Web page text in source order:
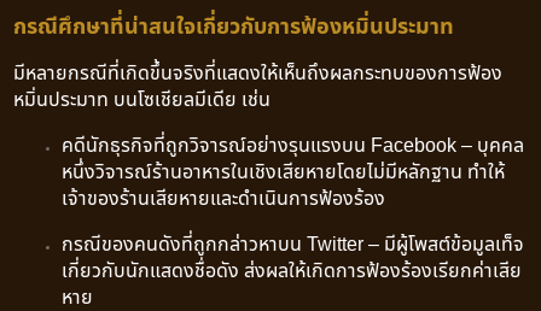
กรณีศึกษาที่น่าสนใจเกี่ยวกับการฟ้องหมิ่นประมาท
มีหลายกรณีที่เกิดขึ้นจริงที่แสดงให้เห็นถึงผลกระทบของการฟ้อง
หมิ่นประมาท บนโซเชียลมีเดีย เช่น
คดีนักธุรกิจที่ถูกวิจารณ์อย่างรุนแรงบน Facebook – บุคคล
หนึ่งวิจารณ์ร้านอาหารในเชิงเสียหายโดยไม่มีหลักฐาน ทำให้
เจ้าของร้านเสียหายและดำเนินการฟ้องร้อง
กรณีของคนดังที่ถูกกล่าวหาบน Twitter – มีผู้โพสต์ข้อมูลเท็จ
เกี่ยวกับนักแสดงชื่อดัง ส่งผลให้เกิดการฟ้องร้องเรียกค่าเสีย
หาย